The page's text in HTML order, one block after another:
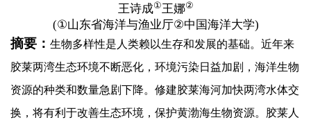
王诗成①王娜②
(①山东省海洋与渔业厅②中国海洋大学)
摘要： 生物多样性是人类赖以生存和发展的基础。近年来
胶莱两湾生态环境不断恶化，环境污染日益加剧，海洋生物
资源的种类和数量急剧下降。修建胶莱海河加快两湾水体交
换，将有利于改善生态环境，保护黄渤海生物资源。胶莱人